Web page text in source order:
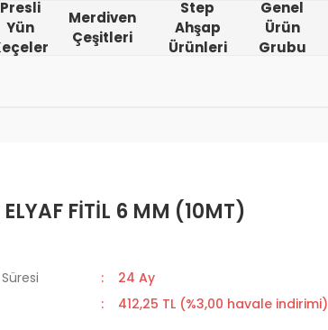
Presli
Yün
Merdiven
Çeşitleri
Step
Ahşap
Ürünleri
Genel
Ürün
Grubu
FİTİL 6 MM (10MT)
24 Ay
412,25 TL (%3,00 havale indirimi)